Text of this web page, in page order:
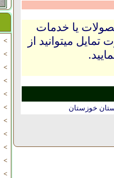
>
>
>
>
>
>
>
>
>
>
>
یا خدمات
میتوانید از
خوزستان